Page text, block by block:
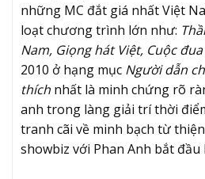
những MC đắt giá nhất Việt
loạt chương trình lớn như:
Nam, Giọng hát Việt, Cuộc
2010 ở hạng mục Người dẫn
thích nhất là minh chứng rõ
anh trong làng giải trí thời
tranh cãi về minh bạch từ
showbiz với Phan Anh bắt đầu